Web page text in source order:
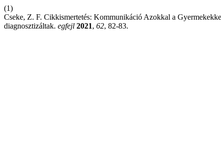
(1)
Cseke, Z. F. Cikkismertetés: Kommunikáció Azokkal a
diagnosztizáltak. egfejl 2021, 62, 82-83.